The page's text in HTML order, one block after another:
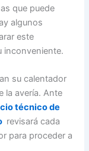
que puede
algunos
este
inconveniente.
su calentador
la avería. Ante
técnico de
revisará cada
para proceder a